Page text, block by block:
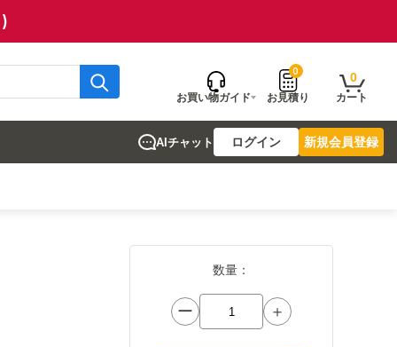
お買い物ガイド
0
お見積り
0
カート
AIチャット ログイン 新規会員登録
数量：
ー ＋